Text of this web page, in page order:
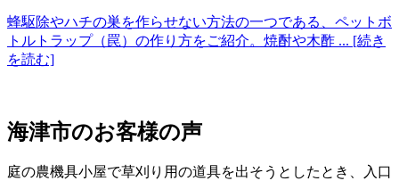
蜂駆除やハチの巣を作らせない方法の一つである、ペットボ
トルトラップ（罠）の作り方をご紹介。焼酎や木酢 ... [続き
を読む]
海津市のお客様の声
庭の農機具小屋で草刈り用の道具を出そうとしたとき、入口